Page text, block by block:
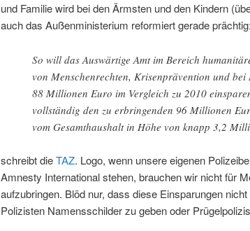
und Familie wird bei den Ärmsten und den Kindern
auch das Außenministerium reformiert gerade prächtig:
So will das Auswärtige Amt im Bereich
von Menschenrechten, Krisenprävention und bei
88 Millionen Euro im Vergleich zu 2010
vollständig den zu erbringenden 96 Millionen
vom Gesamthaushalt in Höhe von knapp 3,2
schreibt dieTAZ. Logo, wenn unsere eigenen
Amnesty International stehen, brauchen wir nicht für
aufzubringen. Blöd nur, dass diese Einsparungen
Polizisten Namensschilder zu geben oder